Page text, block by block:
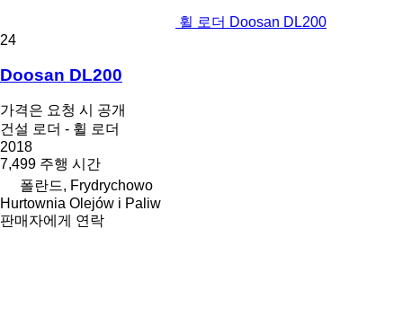
휠 로더 Doosan DL200
24
Doosan DL200
가격은 요청 시 공개
건설 로더 - 휠 로더
2018
7,499 주행 시간
폴란드, Frydrychowo
Hurtownia Olejów i Paliw
판매자에게 연락